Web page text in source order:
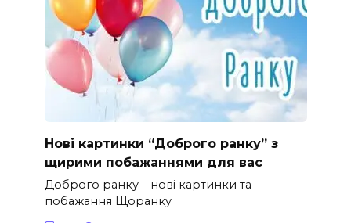
Нові картинки “Доброго ранку” з
щирими побажаннями для вас
Доброго ранку – нові картинки та
побажання Щоранку